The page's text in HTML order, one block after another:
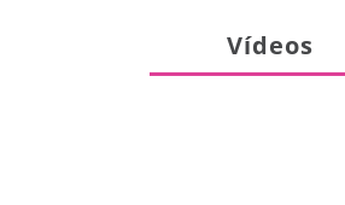
Vídeos